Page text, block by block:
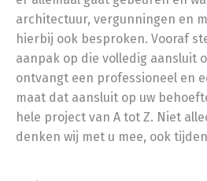
architectuur, vergunningen en
hierbij ook besproken. Vooraf
aanpak op die volledig aansluit
ontvangt een professioneel en
maat dat aansluit op uw
hele project van A tot Z. Niet
denken wij met u mee, ook